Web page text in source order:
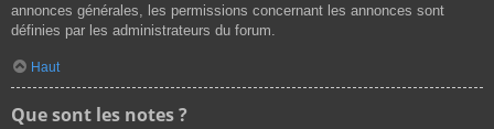
annonces générales, les permissions concernant les annonces sont
définies par les administrateurs du forum.
Haut
Que sont les notes ?